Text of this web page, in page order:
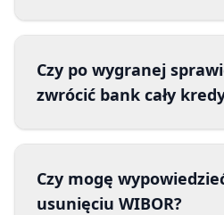
Czy po wygranej
zwrócić bank cały
Czy mogę
usunięciu WIBOR?